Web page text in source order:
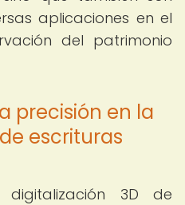
aplicaciones en el
del patrimonio
precisión en la
escrituras
3D de